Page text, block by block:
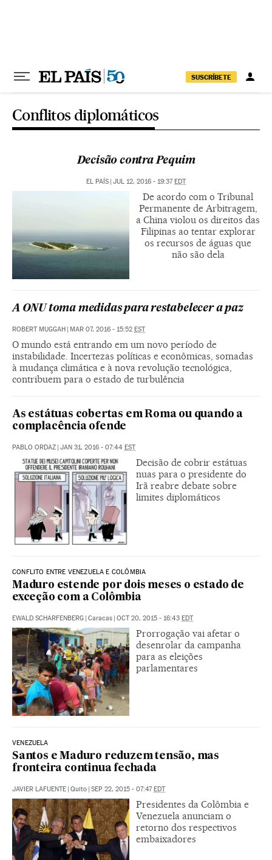
SUSCRÍBETE
Conflitos diplomáticos
Decisão contra Pequim
EL PAÍS | JUL 12, 2016 - 19:37EDT
De acordo com o Tribunal
Permanente de Arbitragem,
a China violou os direitos das
Filipinas ao tentar explorar
os recursos de águas que
não são dela
A ONU toma medidas para restabelecer a paz
ROBERT MUGGAH | MAR 07, 2016 - 15:52 EST
O mundo está entrando em um novo período de
instabilidade. Incertezas políticas e econômicas, somadas
à mudança climática e à nova revolução tecnológica,
contribuem para o estado de turbulência
As estátuas cobertas em Roma ou quando a
complacência ofende
PABLO ORDAZ | JAN 31, 2016 - 07:44 EST
Decisão de cobrir estátuas
nuas para o presidente do
Irã reabre debate sobre
limites diplomáticos
CONFLITO ENTRE VENEZUELA E COLÔMBIA
Maduro estende por dois meses o estado de
exceção com a Colômbia
EWALD SCHARFENBERG | Caracas | OCT 20, 2015 - 16:43 EDT
Prorrogação vai afetar o
desenrolar da campanha
para as eleições
parlamentares
VENEZUELA
Santos e Maduro reduzem tensão, mas
fronteira continua fechada
JAVIER LAFUENTE | Quito | SEP 22, 2015 - 07:47EDT
Presidentes da Colômbia e
Venezuela anunciam o
retorno dos respectivos
embaixadores